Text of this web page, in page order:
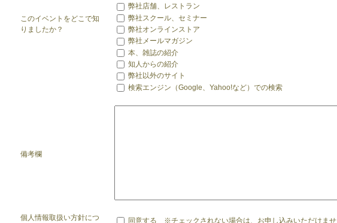
このイベントをどこで知
りましたか？
弊社店舗、レストラン
弊社スクール、セミナー
弊社オンラインストア
弊社メールマガジン
本、雑誌の紹介
知人からの紹介
弊社以外のサイト
検索エンジン（Google、Yahoo!など）での検索
備考欄
個人情報取扱い方針につ 同意する ※チェックされない場合は、お申し込みいただけま